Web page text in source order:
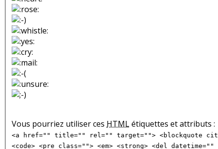
Vous pourriez utiliser ces HTMLétiquettes et attributs :
<a href="" title="" rel="" target=""> <blockquote
<code> <pre class=""> <em> <strong> <del